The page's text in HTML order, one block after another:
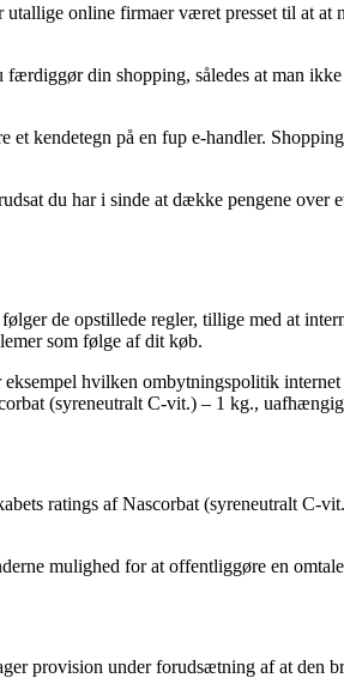
online firmaer været presset til at at
din shopping, således at man
kendetegn på en fup e-handler.
du har i sinde at dække pengene over
de opstillede regler, tillige med at
som følge af dit køb.
hvilken ombytningspolitik internet
(syreneutralt C-vit.) – 1 kg.,
ratings af Nascorbat (syreneutralt C-
mulighed for at offentliggøre en
provision under forudsætning af at den